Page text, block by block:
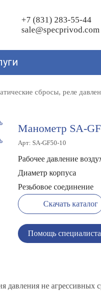
+7 (831) 283-55-44
sale@specprivod.com
сбросы, реле
Манометр SA-
Арт: SA-GF50-10
Рабочее давление
Диаметр корпуса
Резьбовое соединение
Скачать каталог
Помощь
не агрессивных